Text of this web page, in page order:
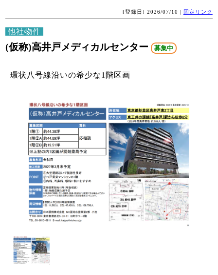
[登録日] 2026/07/10 | 固定リンク
他社物件
(仮称)高井戸メディカルセンター 募集中
環状八号線沿いの希少な1階区画